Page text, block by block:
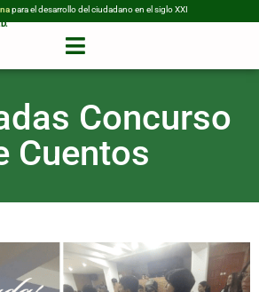
para el desarrollo del ciudadano en el siglo XXI
Concurso
Cuentos